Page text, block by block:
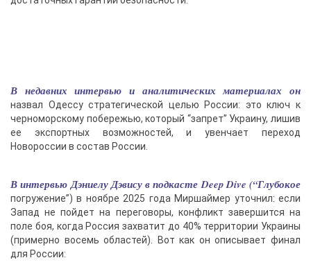
В недавних интервью и аналитических материалах он
назвал Одессу стратегической целью России: это ключ к
черноморскому побережью, который “запрет” Украину, лишив
ее экспортных возможностей, и увенчает переход
Новороссии в состав России.
В интервью Дэниелу Дэвису в подкасте Deep Dive (“Глубокое
погружение”) в ноябре 2025 года Миршаймер уточнил: если
Запад не пойдет на переговоры, конфликт завершится на
поле боя, когда Россия захватит до 40% территории Украины
(примерно восемь областей). Вот как он описывает финал
для России: